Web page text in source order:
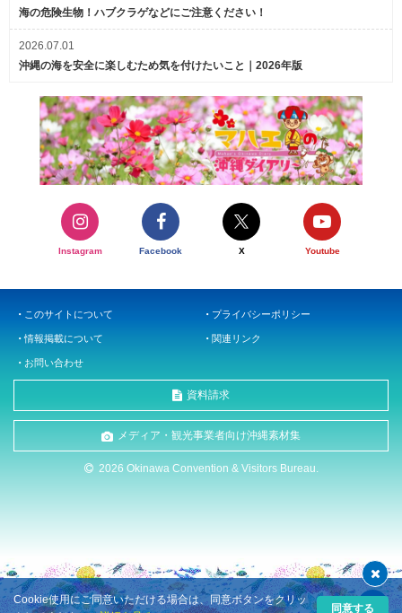
海の危険生物！ハブクラゲなどにご注意ください！
2026.07.01
沖縄の海を安全に楽しむため気を付けたいこと｜2026年版
Instagram Facebook X Youtube
このサイトについて プライバシーポリシー
情報掲載について 関連リンク
お問い合わせ
資料請求
メディア・観光事業者向け沖縄素材集
2026 Okinawa Convention & Visitors Bureau.
Cookie使用にご同意いただける場合は、同意ボタンをクリッ
同意する